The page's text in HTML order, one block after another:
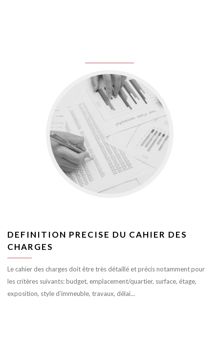
DEFINITION PRECISE DU CAHIER DES
CHARGES
Le cahier des charges doit être très détaillé et précis notamment pour
les critères suivants: budget, emplacement/quartier, surface, étage,
exposition, style d’immeuble, travaux, délai…